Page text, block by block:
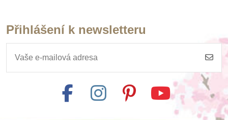
Přihlášení k newsletteru